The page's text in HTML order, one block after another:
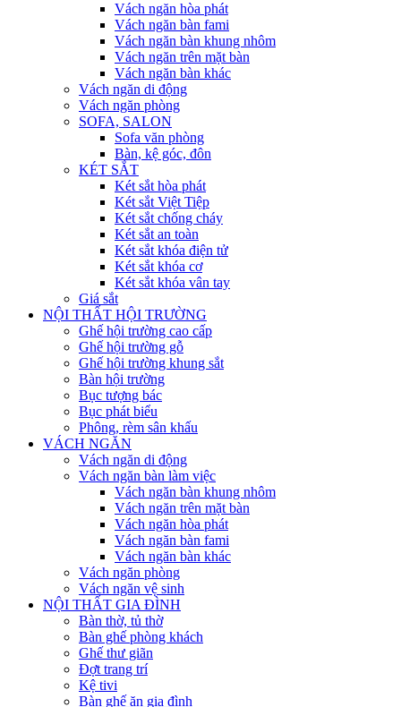
Vách ngăn hòa phát
Vách ngăn bàn fami
Vách ngăn bàn khung nhôm
Vách ngăn trên mặt bàn
Vách ngăn bàn khác
Vách ngăn di động
Vách ngăn phòng
SOFA, SALON
Sofa văn phòng
Bàn, kệ góc, đôn
KÉT SẮT
Két sắt hòa phát
Két sắt Việt Tiệp
Két sắt chống cháy
Két sắt an toàn
Két sắt khóa điện tử
Két sắt khóa cơ
Két sắt khóa vân tay
Giá sắt
NỘI THẤT HỘI TRƯỜNG
Ghế hội trường cao cấp
Ghế hội trường gỗ
Ghế hội trường khung sắt
Bàn hội trường
Bục tượng bác
Bục phát biểu
Phông, rèm sân khấu
VÁCH NGĂN
Vách ngăn di động
Vách ngăn bàn làm việc
Vách ngăn bàn khung nhôm
Vách ngăn trên mặt bàn
Vách ngăn hòa phát
Vách ngăn bàn fami
Vách ngăn bàn khác
Vách ngăn phòng
Vách ngăn vệ sinh
NỘI THẤT GIA ĐÌNH
Bàn thờ, tủ thờ
Bàn ghế phòng khách
Ghế thư giãn
Đợt trang trí
Kệ tivi
Bàn ghế ăn gia đình